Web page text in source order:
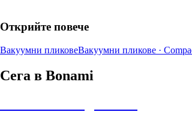
Открийте повече
Вакуумни пликовеВакуумни пликове ·
Сега в Bonami